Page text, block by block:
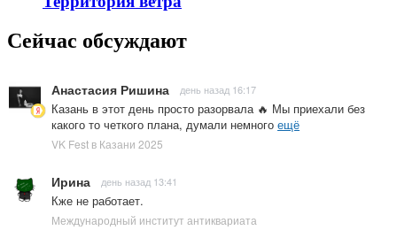
Сейчас обсуждают
Анастасия Ришина день назад 16:17
Казань в этот день просто разорвала 🔥 Мы приехали без
какого то четкого плана, думали немного ещё
VK Fest в Казани 2025
Ирина день назад 13:41
Кже не работает.
Международный институт антиквариата